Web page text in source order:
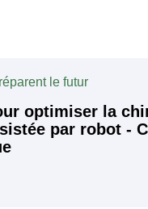
le futur
optimiser la
par robot -